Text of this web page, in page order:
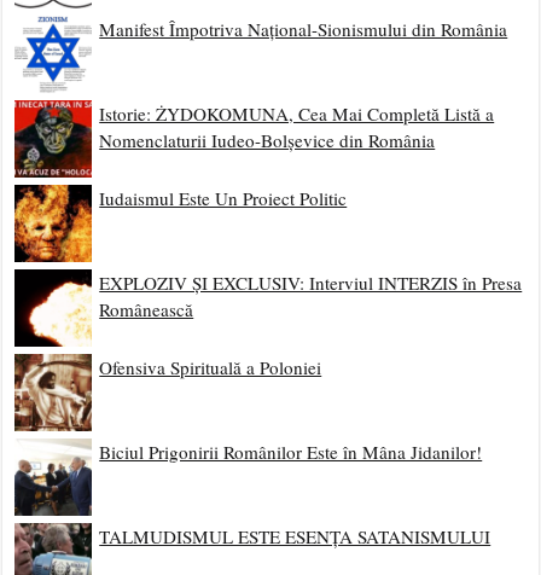
Manifest Împotriva Național-Sionismului din România
Istorie: ŻYDOKOMUNA, Cea Mai Completă Listă a
Nomenclaturii Iudeo-Bolșevice din România
Iudaismul Este Un Proiect Politic
EXPLOZIV ȘI EXCLUSIV: Interviul INTERZIS în Presa
Românească
Ofensiva Spirituală a Poloniei
Biciul Prigonirii Românilor Este în Mâna Jidanilor!
TALMUDISMUL ESTE ESENȚA SATANISMULUI